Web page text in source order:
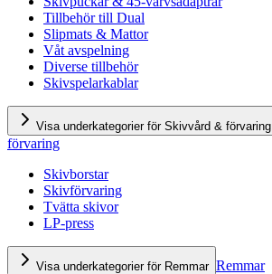
Tillbehör till Dual
Slipmats & Mattor
Våt avspelning
Diverse tillbehör
Skivspelarkablar
Visa underkategorier för Skivvård & förvaring
förvaring
Skivborstar
Skivförvaring
Tvätta skivor
LP-press
Visa underkategorier för Remmar Remmar